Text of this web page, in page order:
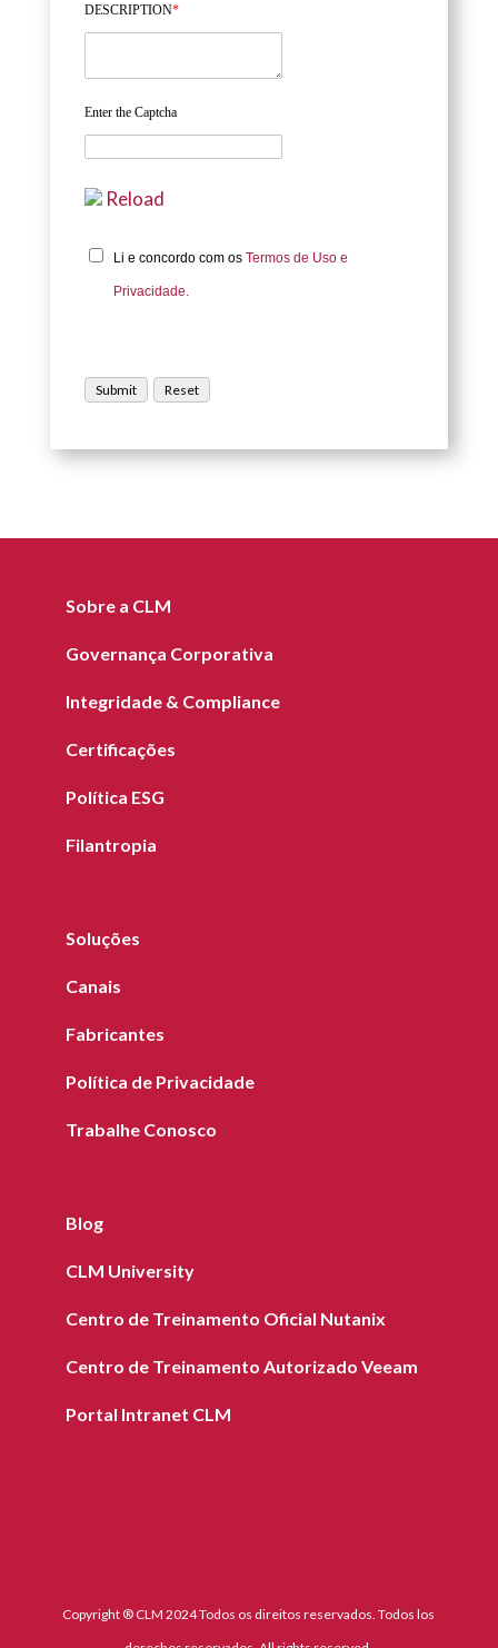
DESCRIPTION*
Enter the Captcha
Reload
Li e concordo com os Termos de Uso e
Privacidade.
Sobre a CLM
Governança Corporativa
Integridade & Compliance
Certificações
Política ESG
Filantropia
Soluções
Canais
Fabricantes
Política de Privacidade
Trabalhe Conosco
Blog
CLM University
Centro de Treinamento Oficial Nutanix
Centro de Treinamento Autorizado Veeam
Portal Intranet CLM
Copyright ® CLM 2024 Todos os direitos reservados. Todos los